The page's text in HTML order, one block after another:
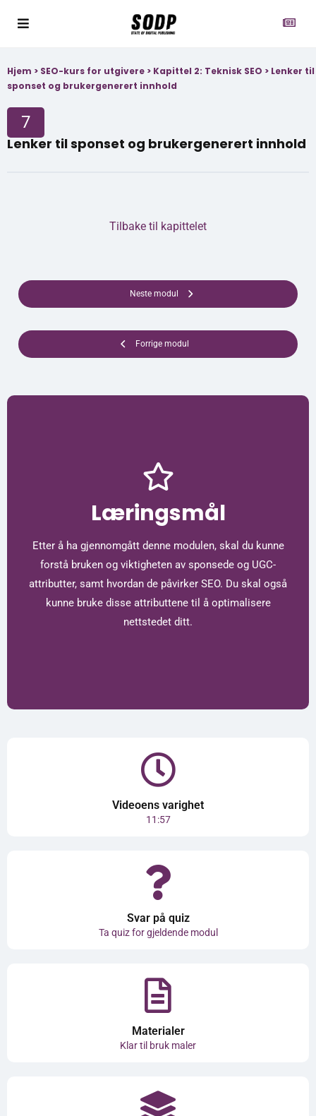
Hjem > SEO-kurs for utgivere > Kapittel 2: Teknisk SEO > Lenker til
sponset og brukergenerert innhold
7
Lenker til sponset og brukergenerert innhold
Forrige modul
Tilbake til kapittelet
Neste modul
Læringsmål
Etter å ha gjennomgått denne modulen, skal du kunne
forstå bruken og viktigheten av sponsede og UGC-
attributter, samt hvordan de påvirker SEO. Du skal også
kunne bruke disse attributtene til å optimalisere
nettstedet ditt.
Videoens varighet
11:57
Svar på quiz
Ta quiz for gjeldende modul
Materialer
Klar til bruk maler